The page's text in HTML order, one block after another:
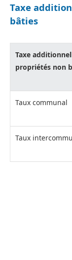
Taxe
bâties
Taxe
propriétés non
Taux communal
Taux